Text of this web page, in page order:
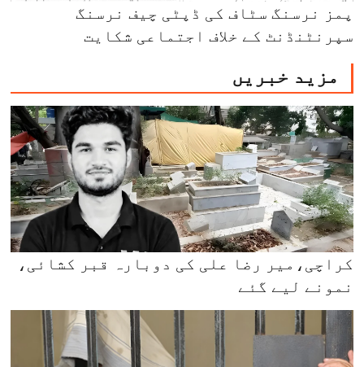
پمز نرسنگ سٹاف کی ڈپٹی چیف نرسنگ
سپرنٹنڈنٹ کے خلاف اجتماعی شکایت
مزید خبریں
کراچی،میر رضا علی کی دوبارہ قبر کشائی،
نمونے لیے گئے